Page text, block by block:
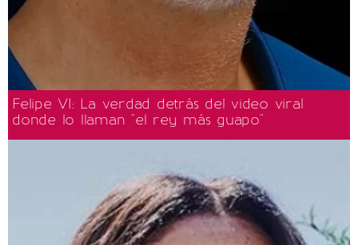
Felipe VI: La verdad detrás del video viral
donde lo llaman "el rey más guapo"